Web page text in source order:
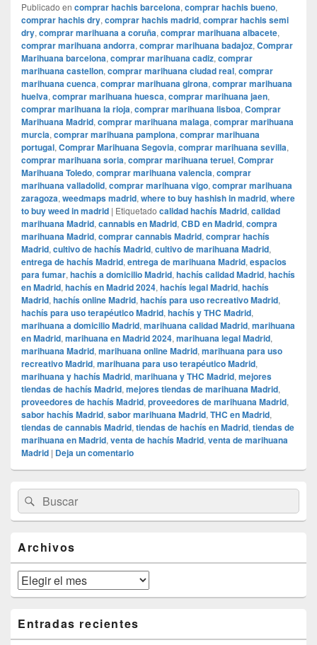
Publicado en comprar hachis barcelona, comprar hachis bueno,
comprar hachis dry, comprar hachis madrid, comprar hachis semi
dry, comprar marihuana a coruña, comprar marihuana albacete,
comprar marihuana andorra, comprar marihuana badajoz, Comprar
Marihuana barcelona, comprar marihuana cadiz, comprar
marihuana castellon, comprar marihuana ciudad real, comprar
marihuana cuenca, comprar marihuana girona, comprar marihuana
huelva, comprar marihuana huesca, comprar marihuana jaen,
comprar marihuana la rioja, comprar marihuana lisboa, Comprar
Marihuana Madrid, comprar marihuana malaga, comprar marihuana
murcia, comprar marihuana pamplona, comprar marihuana
portugal, Comprar Marihuana Segovia, comprar marihuana sevilla,
comprar marihuana soria, comprar marihuana teruel, Comprar
Marihuana Toledo, comprar marihuana valencia, comprar
marihuana valladolid, comprar marihuana vigo, comprar marihuana
zaragoza, weedmaps madrid, where to buy hashish in madrid, where
to buy weed in madrid | Etiquetado calidad hachís Madrid, calidad
marihuana Madrid, cannabis en Madrid, CBD en Madrid, compra
marihuana Madrid, comprar cannabis Madrid, comprar hachís
Madrid, cultivo de hachís Madrid, cultivo de marihuana Madrid,
entrega de hachís Madrid, entrega de marihuana Madrid, espacios
para fumar, hachís a domicilio Madrid, hachís calidad Madrid, hachís
en Madrid, hachís en Madrid 2024, hachís legal Madrid, hachís
Madrid, hachís online Madrid, hachís para uso recreativo Madrid,
hachís para uso terapéutico Madrid, hachís y THC Madrid,
marihuana a domicilio Madrid, marihuana calidad Madrid, marihuana
en Madrid, marihuana en Madrid 2024, marihuana legal Madrid,
marihuana Madrid, marihuana online Madrid, marihuana para uso
recreativo Madrid, marihuana para uso terapéutico Madrid,
marihuana y hachís Madrid, marihuana y THC Madrid, mejores
tiendas de hachís Madrid, mejores tiendas de marihuana Madrid,
proveedores de hachís Madrid, proveedores de marihuana Madrid,
sabor hachís Madrid, sabor marihuana Madrid, THC en Madrid,
tiendas de cannabis Madrid, tiendas de hachís en Madrid, tiendas de
marihuana en Madrid, venta de hachís Madrid, venta de marihuana
Madrid | Deja un comentario
área
de
widget
lateral
primaria
Buscar
por:
Buscar
Archivos
Archivos
Entradas recientes